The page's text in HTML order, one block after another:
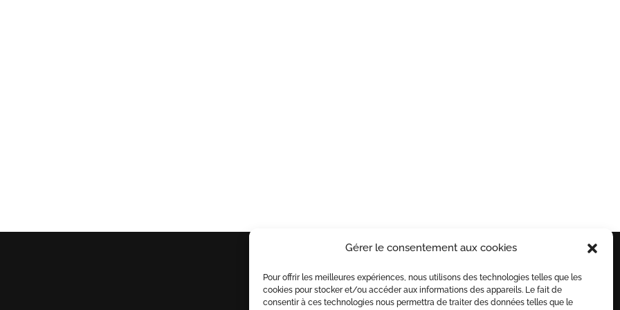
Gérer le consentement aux cookies
Pour offrir les meilleures expériences, nous utilisons des technologies telles que les
cookies pour stocker et/ou accéder aux informations des appareils. Le fait de
consentir à ces technologies nous permettra de traiter des données telles que le
PAYEZ EN TOUTE
SÉCURITÉ
INSCRIVEZ VOUS A
NOTRE NEWSLETTER